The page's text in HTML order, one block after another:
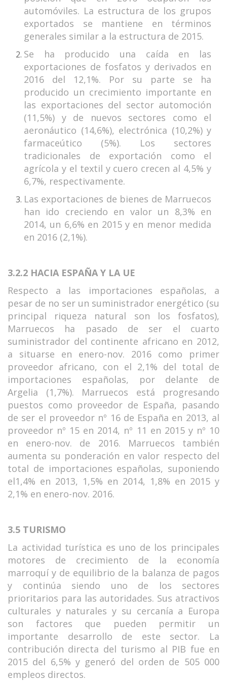
automóviles. La estructura de los grupos
exportados se mantiene en términos
generales similar a la estructura de 2015.
Se ha producido una caída en las
exportaciones de fosfatos y derivados en
2016 del 12,1%. Por su parte se ha
producido un crecimiento importante en
las exportaciones del sector automoción
(11,5%) y de nuevos sectores como el
aeronáutico (14,6%), electrónica (10,2%) y
farmaceútico (5%). Los sectores
tradicionales de exportación como el
agrícola y el textil y cuero crecen al 4,5% y
6,7%, respectivamente.
Las exportaciones de bienes de Marruecos
han ido creciendo en valor un 8,3% en
2014, un 6,6% en 2015 y en menor medida
en 2016 (2,1%).
3.2.2 HACIA ESPAÑA Y LA UE
Respecto a las importaciones españolas, a
pesar de no ser un suministrador energético (su
principal riqueza natural son los fosfatos),
Marruecos ha pasado de ser el cuarto
suministrador del continente africano en 2012,
a situarse en enero-nov. 2016 como primer
proveedor africano, con el 2,1% del total de
importaciones españolas, por delante de
Argelia (1,7%). Marruecos está progresando
puestos como proveedor de España, pasando
de ser el proveedor nº 16 de España en 2013, al
proveedor nº 15 en 2014, nº 11 en 2015 y nº 10
en enero-nov. de 2016. Marruecos también
aumenta su ponderación en valor respecto del
total de importaciones españolas, suponiendo
el1,4% en 2013, 1,5% en 2014, 1,8% en 2015 y
2,1% en enero-nov. 2016.
3.5 TURISMO
La actividad turística es uno de los principales
motores de crecimiento de la economía
marroquí y de equilibrio de la balanza de pagos
y continúa siendo uno de los sectores
prioritarios para las autoridades. Sus atractivos
culturales y naturales y su cercanía a Europa
son factores que pueden permitir un
importante desarrollo de este sector. La
contribución directa del turismo al PIB fue en
2015 del 6,5% y generó del orden de 505 000
empleos directos.